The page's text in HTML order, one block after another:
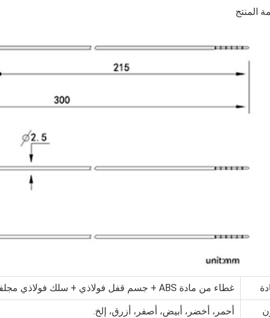
المنتج
غطاء من مادة ABS + جسم قفل فولاذي + سلك فولاذي مجلفن
أحمر، أخضر، أبيض، أصفر، أزرق، إلخ.